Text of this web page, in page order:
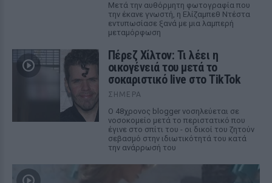
Μετά την αυθόρμητη φωτογραφία που
την έκανε γνωστή, η Ελίζαμπεθ Ντέστα
εντυπωσίασε ξανά με μια λαμπερή
μεταμόρφωση
Πέρεζ Χίλτον: Τι λέει η
οικογένειά του μετά το
σοκαριστικό live στο TikTok
ΣΉΜΕΡΑ
Ο 48χρονος blogger νοσηλεύεται σε
νοσοκομείο μετά το περιστατικό που
έγινε στο σπίτι του - οι δικοί του ζητούν
σεβασμό στην ιδιωτικότητά του κατά
την ανάρρωσή του